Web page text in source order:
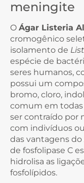
meningite
O Ágar Listeria
cromogênico
isolamento de
espécie de
seres humanos,
possui um
bromo, cloro,
comum em todas
ser contraído por
com indivíduos
das vantagens do
de fosfolipase C
hidrolisa as
fosfolípidos.